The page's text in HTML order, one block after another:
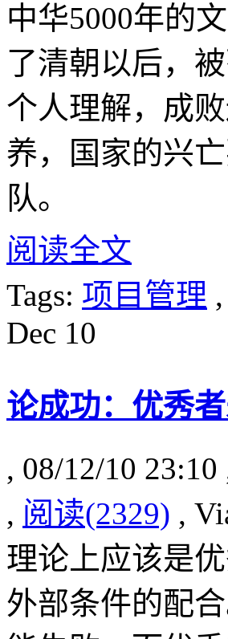
中华5000年的
了清朝以后，
个人理解，成
养，国家的兴
队。
阅读全文
Tags: 项目管理 ,
Dec 10
论成功：优秀
, 08/12/10 23:10
, 阅读(2329) ,
理论上应该是
外部条件的配